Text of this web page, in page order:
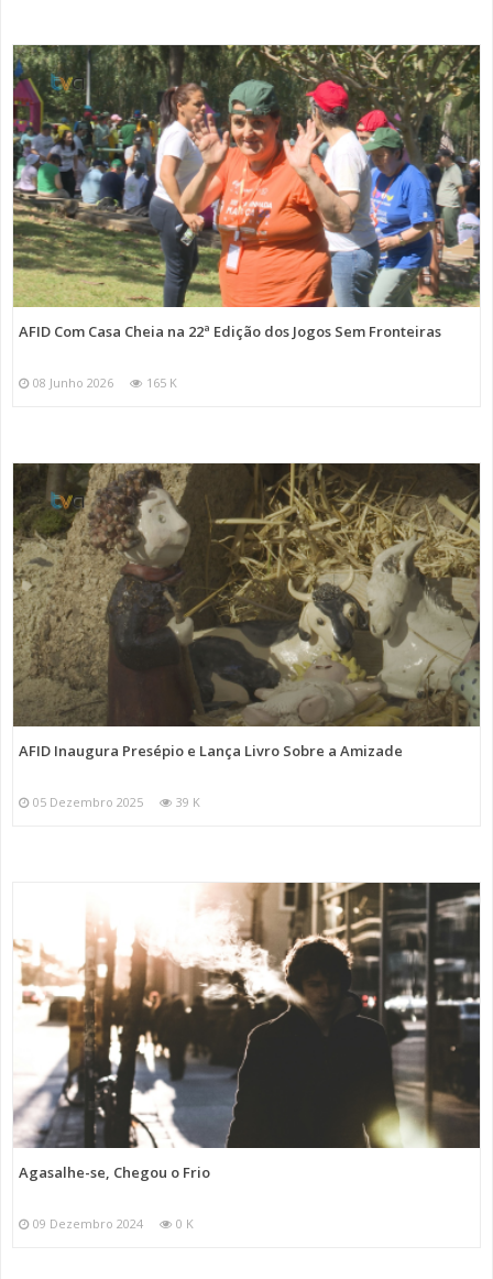
AFID Com Casa Cheia na 22ª Edição dos Jogos Sem Fronteiras
08 Junho 2026 165 K
AFID Inaugura Presépio e Lança Livro Sobre a Amizade
05 Dezembro 2025 39 K
Agasalhe-se, Chegou o Frio
09 Dezembro 2024 0 K